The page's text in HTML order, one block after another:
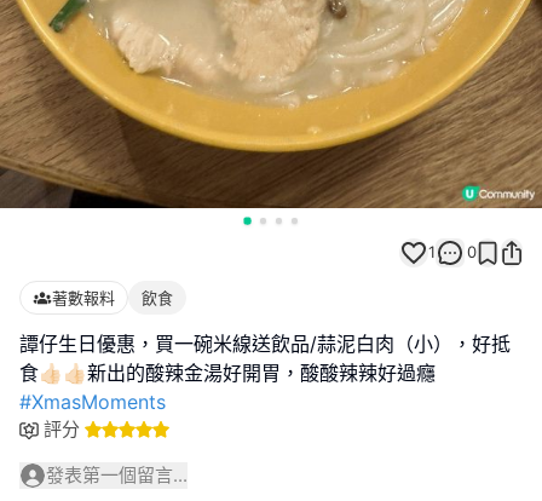
1 0
著數報料 飲食
譚仔生日優惠，買一碗米線送飲品/蒜泥白肉（小），好抵
#XmasMoments
評分
發表第一個留言...